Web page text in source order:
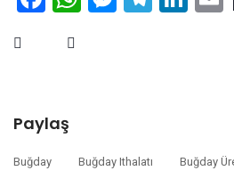
Paylaş
Buğday Buğday Ithalatı
Buğday